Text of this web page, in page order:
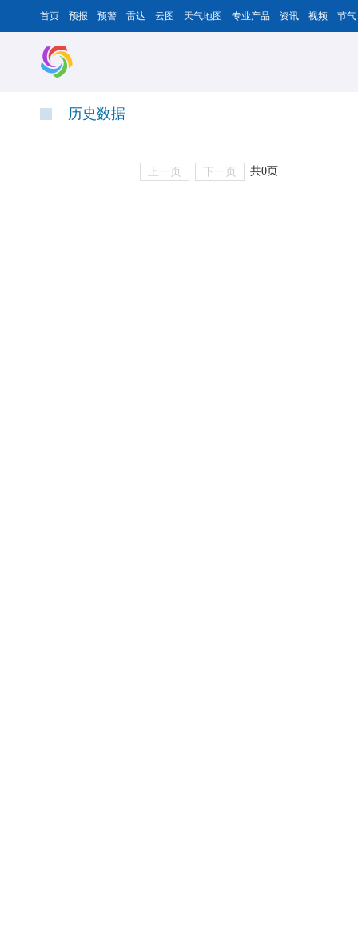
首页 预报 预警 雷达 云图 天气地图 专业产品 资讯 视频 节气
历史数据
上一页 下一页 共0页